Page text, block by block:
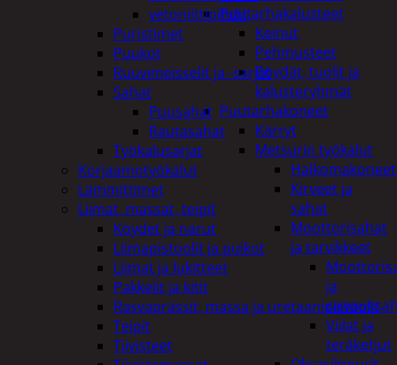
Puutarhakalusteet
Keinut
Pehmusteet
Pöydät, tuolit ja
kalusteryhmät
Puutarhakoneet
Kärryt
Metsurin työkalut
Halkomakoneet
Kirveet ja
sahat
Moottorisahat
ja tarvikkeet
ja
Viilat ja
teräketjut
vetoniittipihdit
Puristimet
Puukot
Ruuvimeisselit ja -sarjat
Sahat
Puusahat
Rautasahat
Työkalusarjat
Korjaamotyökalut
Lämmittimet
Liimat, massat, teipit
Köydet ja narut
Liimapistoolit ja puikot
Liimat ja lukitteet
Pakkelit ja kitit
Rasvaprässit, massa ja uretaanipistoolit
Teipit
Tiivisteet